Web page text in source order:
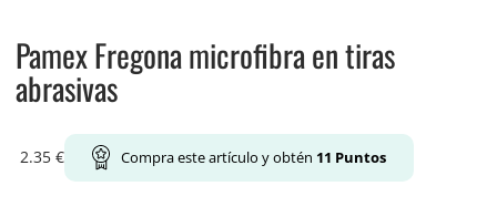
Pamex Fregona microfibra en tiras
abrasivas
2.35 € Compra este artículo y obtén 11 Puntos